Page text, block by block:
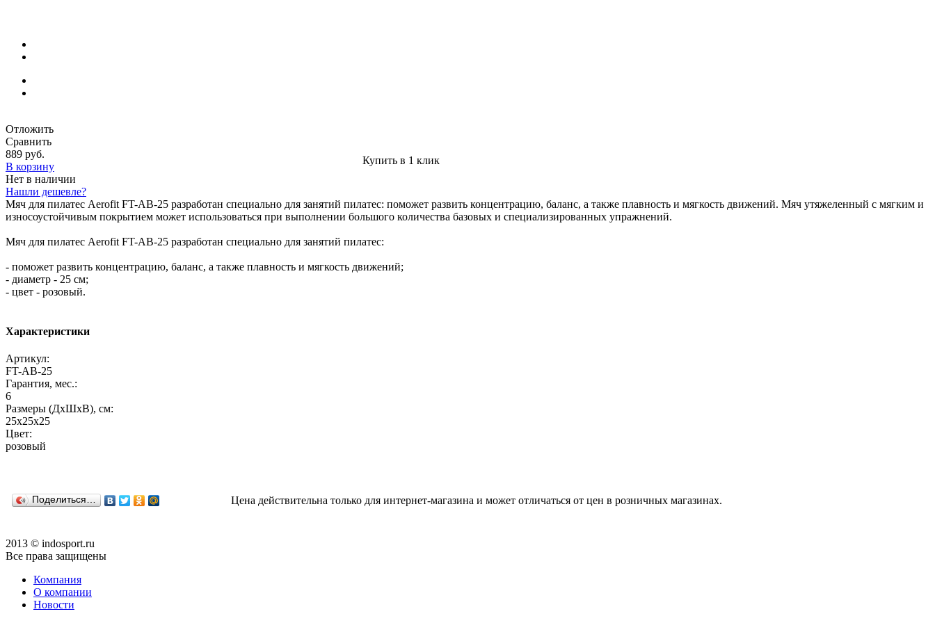
Отложить
Сравнить
889 руб.
В корзину
Купить в 1 клик
Нет в наличии
Нашли дешевле?
Мяч для пилатес Aerofit FT-AB-25 разработан специально для занятий пилатес: поможет развить концентрацию, баланс, а также плавность и мягкость движений. Мяч утяжеленный с мягким и
износоустойчивым покрытием может использоваться при выполнении большого количества базовых и специализированных упражнений.
Мяч для пилатес Aerofit FT-AB-25 разработан специально для занятий пилатес:
- поможет развить концентрацию, баланс, а также плавность и мягкость движений;
- диаметр - 25 см;
- цвет - розовый.
Характеристики
Артикул:
FT-AB-25
Гарантия, мес.:
6
Размеры (ДхШхВ), см:
25х25х25
Цвет:
розовый
Поделиться… Цена действительна только для интернет-магазина и может отличаться от цен в розничных магазинах.
2013 © indosport.ru
Все права защищены
Компания
О компании
Новости